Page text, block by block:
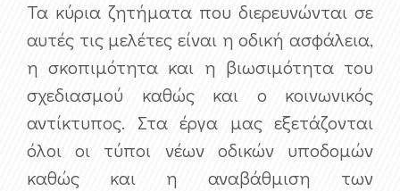
Τα κύρια ζητήματα που διερευνώνται σε
αυτές τις μελέτες είναι η οδική ασφάλεια,
η σκοπιμότητα και η βιωσιμότητα του
σχεδιασμού καθώς και ο κοινωνικός
αντίκτυπος. Στα έργα μας εξετάζονται
όλοι οι τύποι νέων οδικών υποδομών
καθώς και η αναβάθμιση των